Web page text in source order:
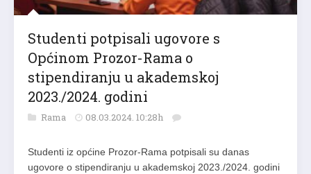
Studenti potpisali ugovore s
Općinom Prozor-Rama o
stipendiranju u akademskoj
2023./2024. godini
Rama 08.03.2024. 10:28h
Studenti iz općine Prozor-Rama potpisali su danas
ugovore o stipendiranju u akademskoj 2023./2024. godini